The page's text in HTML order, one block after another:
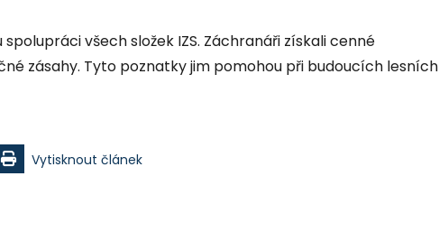
všech složek IZS. Záchranáři získali cenné
zásahy. Tyto poznatky jim pomohou při budoucích lesních
Vytisknout článek